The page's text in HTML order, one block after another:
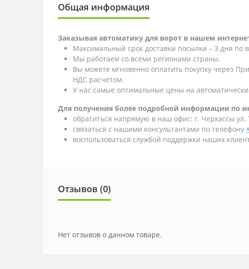
Общая информация
Заказывая автоматику для ворот в нашем
Максимальный срок доставки посылки – 3 дня по
Мы работаем со всеми регионами страны.
Вы можете мгновенно оплатить покупку через
НДС расчетом.
У нас самые оптимальные цены на
Для получения более подробной информации по
обратиться напрямую в наш офис: г. Черкассы ул.
связаться с нашими консультантами по телефону
воспользоваться службой поддержки наших
Отзывов (0)
Нет отзывов о данном товаре.